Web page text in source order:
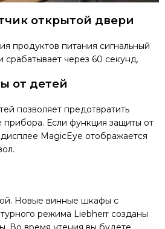
открытой двери
продуктов питания сигнальный
срабатывает через 60 секунд.
от детей
позволяет предотвратить
прибора. Если функция защиты от
MagicEye отображается
Новые винные шкафы с
режима Liebherr созданы